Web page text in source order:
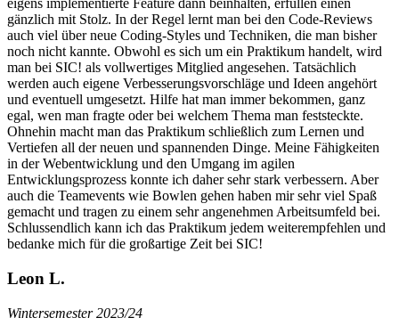
eigens implementierte Feature dann beinhalten, erfüllen einen
gänzlich mit Stolz. In der Regel lernt man bei den Code-Reviews
auch viel über neue Coding-Styles und Techniken, die man bisher
noch nicht kannte. Obwohl es sich um ein Praktikum handelt, wird
man bei SIC! als vollwertiges Mitglied angesehen. Tatsächlich
werden auch eigene Verbesserungsvorschläge und Ideen angehört
und eventuell umgesetzt. Hilfe hat man immer bekommen, ganz
egal, wen man fragte oder bei welchem Thema man feststeckte.
Ohnehin macht man das Praktikum schließlich zum Lernen und
Vertiefen all der neuen und spannenden Dinge. Meine Fähigkeiten
in der Webentwicklung und den Umgang im agilen
Entwicklungsprozess konnte ich daher sehr stark verbessern. Aber
auch die Teamevents wie Bowlen gehen haben mir sehr viel Spaß
gemacht und tragen zu einem sehr angenehmen Arbeitsumfeld bei.
Schlussendlich kann ich das Praktikum jedem weiterempfehlen und
bedanke mich für die großartige Zeit bei SIC!
Leon L.
Wintersemester 2023/24